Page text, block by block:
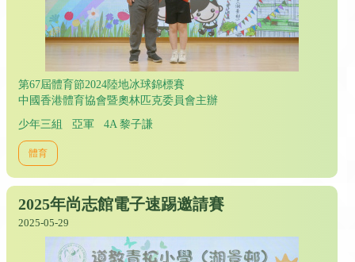
第67屆體育節2024陸地冰球錦標賽
中國香港體育協會暨奧林匹克委員會主辦
少年三組 亞軍 4A 黎子謙
體育
2025年尚志館電子速踢邀請賽
2025-05-29